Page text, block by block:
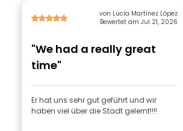
von Lucía Martínez López
Bewertet am Jul 21, 2026
"We had a really great
time"
Er hat uns sehr gut geführt und wir
haben viel über die Stadt gelernt!!!!